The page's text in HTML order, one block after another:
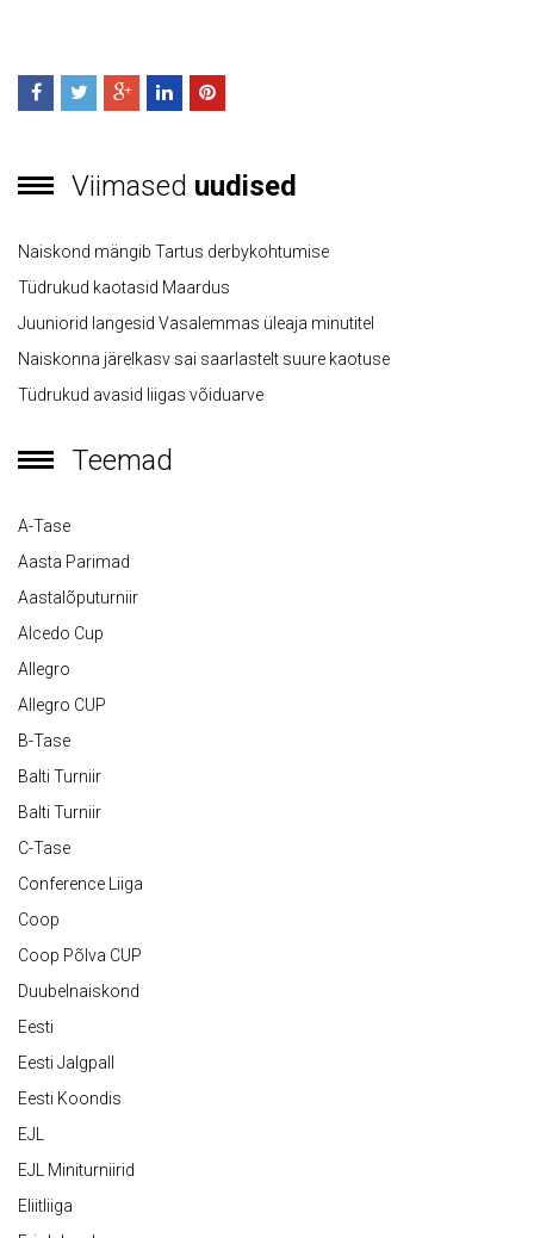
Viimased uudised
Naiskond mängib Tartus derbykohtumise
Tüdrukud kaotasid Maardus
Juuniorid langesid Vasalemmas üleaja minutitel
Naiskonna järelkasv sai saarlastelt suure kaotuse
Tüdrukud avasid liigas võiduarve
Teemad
A-Tase
Aasta Parimad
Aastalõputurniir
Alcedo Cup
Allegro
Allegro CUP
B-Tase
Balti Turniir
Balti Turniir
C-Tase
Conference Liiga
Coop
Coop Põlva CUP
Duubelnaiskond
Eesti
Eesti Jalgpall
Eesti Koondis
EJL
EJL Miniturniirid
Eliitliiga